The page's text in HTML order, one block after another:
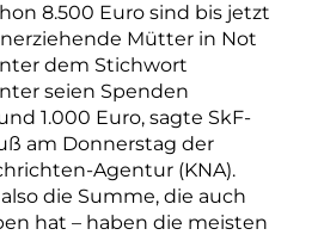
8.500 Euro sind bis jetzt
Mütter in Not
dem Stichwort
seien Spenden
1.000 Euro, sagte SkF-
am Donnerstag der
Agentur (KNA).
die Summe, die auch
hat – haben die meisten